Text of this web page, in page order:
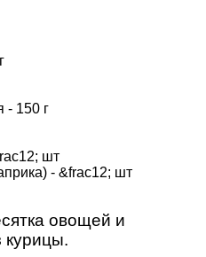
- 150 г
шт
- &frac12; шт
овощей и
курицы.